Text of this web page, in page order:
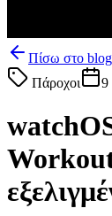
Πίσω στο blog
Πάροχοι
9